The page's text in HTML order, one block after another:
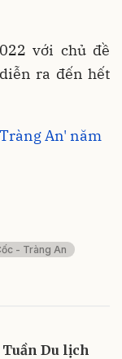
với chủ đề
ra đến hết
An' năm
- Tràng An
Du lịch